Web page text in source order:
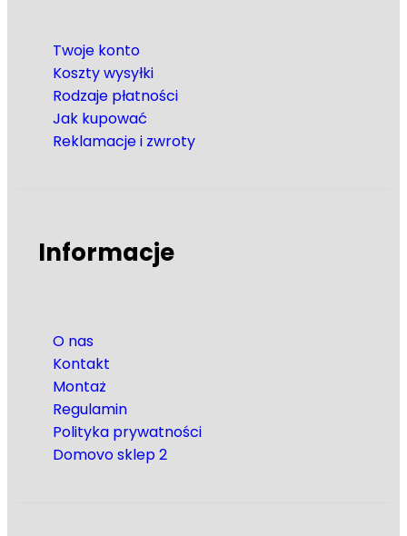
Twoje konto
Koszty wysyłki
Rodzaje płatności
Jak kupować
Reklamacje i zwroty
Informacje
O nas
Kontakt
Montaż
Regulamin
Polityka prywatności
Domovo sklep 2